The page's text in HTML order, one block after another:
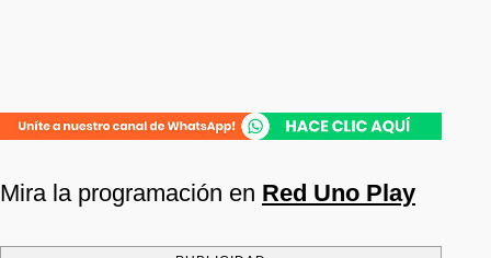
Mira la programación en Red Uno Play